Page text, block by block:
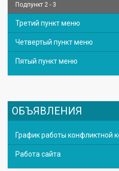
Подпункт 2 - 3
Третий пункт меню
Четвертый пункт меню
Пятый пункт меню
ОБЪЯВЛЕНИЯ
График работы конфликтной
Работа сайта